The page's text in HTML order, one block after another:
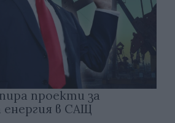
проекти за
енергия в САЩ